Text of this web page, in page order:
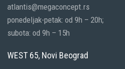
atlantis@megaconcept.rs
ponedeljak-petak: od 9h – 20h;
subota: od 9h – 15h
WEST 65, Novi Beograd